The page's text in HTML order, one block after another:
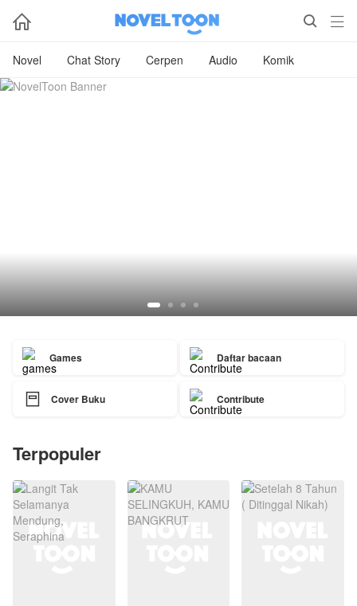
  
Novel Chat Story Cerpen Audio Komik
Games Daftar bacaan
 Cover Buku Contribute
Terpopuler